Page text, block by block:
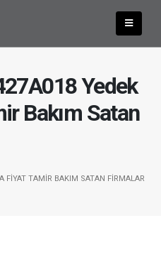
Yedek
Bakım Satan
FIYAT TAMIR BAKIM SATAN FIRMALAR